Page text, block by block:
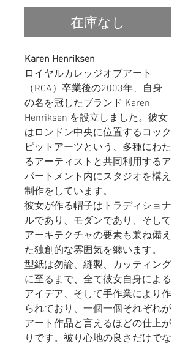
在庫なし
Karen Henriksen
ロイヤルカレッジオブアート
（RCA）卒業後の2003年、自身
の名を冠したブランド Karen
Henriksen を設立しました。彼女
はロンドン中央に位置するコック
ピットアーツという、多種にわた
るアーティストと共同利用するア
パートメント内にスタジオを構え
制作をしています。
彼女が作る帽子はトラディショナ
ルであり、モダンであり、そして
アーキテクチャの要素も兼ね備え
た独創的な雰囲気を纏います。
型紙は勿論、縫製、カッティング
に至るまで、全て彼女自身による
アイデア、そして手作業により作
られており、一個一個それぞれが
アート作品と言えるほどの仕上が
りです。被り心地の良さだけでな